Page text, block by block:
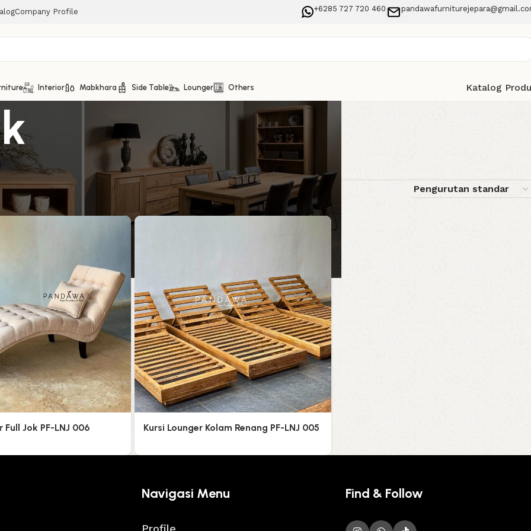
Company Profile +6285 727 720 460
Interior Mabkhara Side Table Lounger Others Katalog
Full Jok PF-LNJ 006 Kursi Lounger Kolam Renang PF-LNJ 005
Navigasi Menu
Profile
Find & Follow